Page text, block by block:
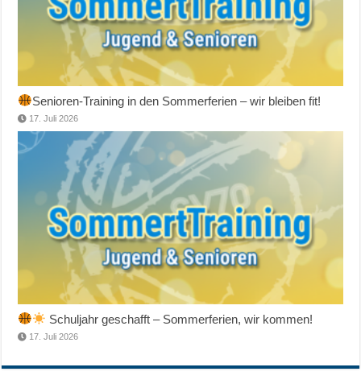
Senioren-Training in den Sommerferien – wir bleiben fit!
17. Juli 2026
Schuljahr geschafft – Sommerferien, wir kommen!
17. Juli 2026